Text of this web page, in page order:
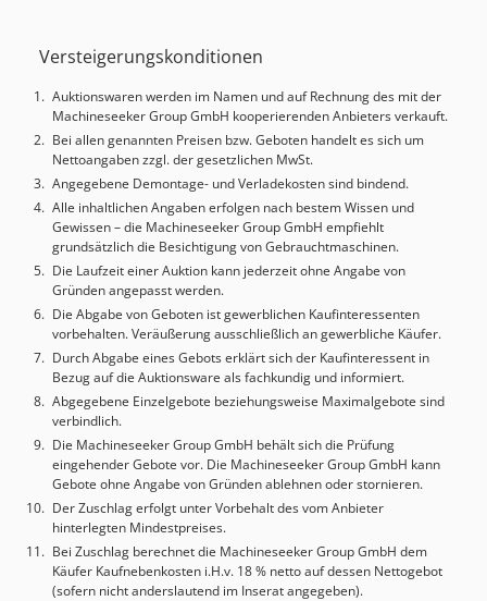
WhatsApp zugesendet werden. Zusätzliche technische
Codey U T A Iepfx Ah Aeha
Versteigerungskonditionen
Auktionswaren werden im Namen und auf Rechnung des mit der
Machineseeker Group GmbH kooperierenden Anbieters verkauft.
Bei allen genannten Preisen bzw. Geboten handelt es sich um
Nettoangaben zzgl. der gesetzlichen MwSt.
Angegebene Demontage- und Verladekosten sind bindend.
Alle inhaltlichen Angaben erfolgen nach bestem Wissen und
Gewissen – die Machineseeker Group GmbH empfiehlt
grundsätzlich die Besichtigung von Gebrauchtmaschinen.
Die Laufzeit einer Auktion kann jederzeit ohne Angabe von
Gründen angepasst werden.
Die Abgabe von Geboten ist gewerblichen Kaufinteressenten
vorbehalten. Veräußerung ausschließlich an gewerbliche Käufer.
Durch Abgabe eines Gebots erklärt sich der Kaufinteressent in
Bezug auf die Auktionsware als fachkundig und informiert.
Abgegebene Einzelgebote beziehungsweise Maximalgebote sind
verbindlich.
Die Machineseeker Group GmbH behält sich die Prüfung
eingehender Gebote vor. Die Machineseeker Group GmbH kann
Gebote ohne Angabe von Gründen ablehnen oder stornieren.
Der Zuschlag erfolgt unter Vorbehalt des vom Anbieter
hinterlegten Mindestpreises.
Bei Zuschlag berechnet die Machineseeker Group GmbH dem
Käufer Kaufnebenkosten i.H.v. 18 % netto auf dessen Nettogebot
(sofern nicht anderslautend im Inserat angegeben).